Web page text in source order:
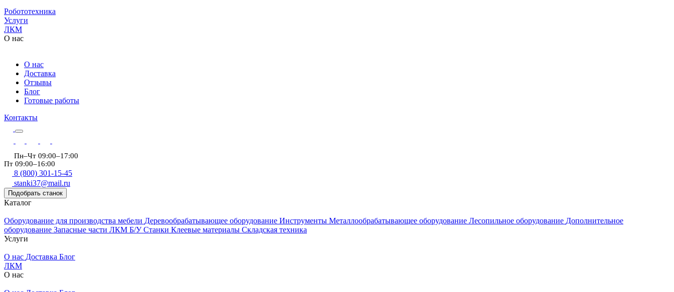
Робототехника
Услуги
ЛКМ
О нас
О нас
Доставка
Отзывы
Блог
Готовые работы
Контакты
Пн–Чт 09:00–17:00
Пт 09:00–16:00
8 (800) 301-15-45
stanki37@mail.ru
Подобрать станок
Каталог
Оборудование для производства мебели Деревообрабатывающее оборудование Инструменты Металлообрабатывающее оборудование Лесопильное оборудование Дополнительное
оборудование Запасные части ЛКМ Б/У Станки Клеевые материалы Складская техника
Услуги
О нас Доставка Блог
ЛКМ
О нас